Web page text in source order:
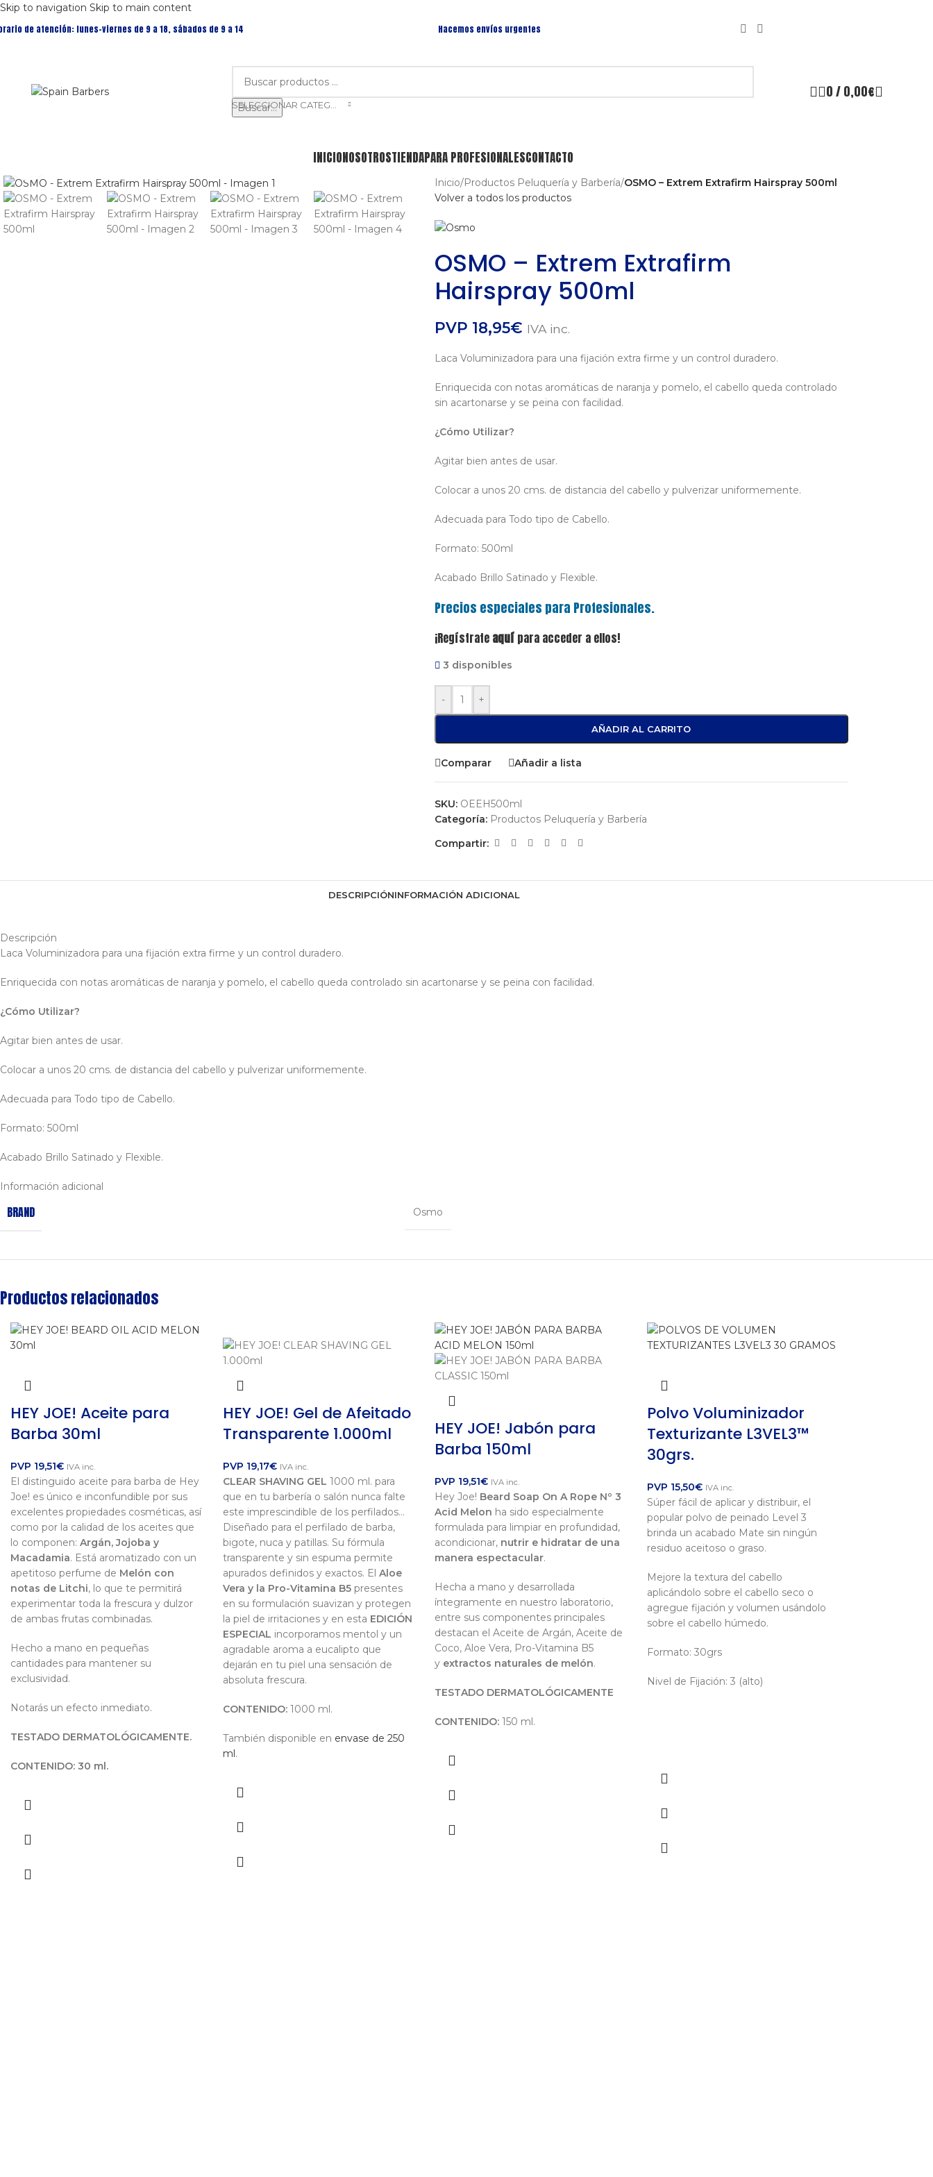
Skip to navigation Skip to main content
de atención: lunes-viernes de 9 a 18, sábados de 9 a 14
Hacemos envíos urgentes
Buscar...
0/ 0,00€
INICIONOSOTROSTIENDAPARA PROFESIONALESCONTACTO
Inicio/Productos Peluquería y Barbería/OSMO – Extrem Extrafirm Hairspray 500ml
Volver a todos los productos
OSMO – Extrem Extrafirm
Hairspray 500ml
PVP 18,95€ IVA inc.
Laca Voluminizadora para una fijación extra firme y un control duradero.
Enriquecida con notas aromáticas de naranja y pomelo, el cabello queda controlado
sin acartonarse y se peina con facilidad.
¿Cómo Utilizar?
Agitar bien antes de usar.
Colocar a unos 20 cms. de distancia del cabello y pulverizar uniformemente.
Adecuada para Todo tipo de Cabello.
Formato: 500ml
Acabado Brillo Satinado y Flexible.
Precios especiales para Profesionales.
¡Regístrate aquípara acceder a ellos!
3 disponibles
- +
AÑADIR AL CARRITO
Comparar Añadir a lista
SKU: OEEH500ml
Categoría: Productos Peluquería y Barbería
Compartir:
DESCRIPCIÓNINFORMACIÓN ADICIONAL
Descripción
Laca Voluminizadora para una fijación extra firme y un control duradero.
Enriquecida con notas aromáticas de naranja y pomelo, el cabello queda controlado sin acartonarse y se peina con facilidad.
¿Cómo Utilizar?
Agitar bien antes de usar.
Colocar a unos 20 cms. de distancia del cabello y pulverizar uniformemente.
Adecuada para Todo tipo de Cabello.
Formato: 500ml
Acabado Brillo Satinado y Flexible.
Información adicional
BRAND Osmo
Productos relacionados
HEY JOE! Aceite para
Barba 30ml
PVP 19,51€ IVA inc.
El distinguido aceite para barba de Hey
Joe! es único e inconfundible por sus
excelentes propiedades cosméticas, así
como por la calidad de los aceites que
lo componen: Argán, Jojoba y
Macadamia. Está aromatizado con un
apetitoso perfume de Melón con
notas de Litchi, lo que te permitirá
experimentar toda la frescura y dulzor
de ambas frutas combinadas.
Hecho a mano en pequeñas
cantidades para mantener su
exclusividad.
Notarás un efecto inmediato.
TESTADO DERMATOLÓGICAMENTE.
CONTENIDO: 30 ml.
HEY JOE! Gel de Afeitado
Transparente 1.000ml
PVP 19,17€ IVA inc.
CLEAR SHAVING GEL 1000 ml. para
que en tu barbería o salón nunca falte
este imprescindible de los perfilados…
Diseñado para el perfilado de barba,
bigote, nuca y patillas. Su fórmula
transparente y sin espuma permite
apurados definidos y exactos. El Aloe
Vera y la Pro-Vitamina B5presentes
en su formulación suavizan y protegen
la piel de irritaciones y en esta EDICIÓN
ESPECIAL incorporamos mentol y un
agradable aroma a eucalipto que
dejarán en tu piel una sensación de
absoluta frescura.
CONTENIDO:1000 ml.
También disponible en envase de 250
ml .
HEY JOE! Jabón para
Barba 150ml
PVP 19,51€ IVA inc.
Hey Joe! Beard Soap On A Rope Nº 3
Acid Melon ha sido especialmente
formulada para limpiar en profundidad,
acondicionar, nutrir e hidratar de una
manera espectacular.
Hecha a mano y desarrollada
íntegramente en nuestro laboratorio,
entre sus componentes principales
destacan el Aceite de Argán, Aceite de
Coco, Aloe Vera, Pro-Vitamina B5
y extractos naturales de melón.
TESTADO DERMATOLÓGICAMENTE
CONTENIDO: 150 ml.
Polvo Voluminizador
Texturizante L3VEL3™
30grs.
PVP 15,50€ IVA inc.
Súper fácil de aplicar y distribuir, el
popular polvo de peinado Level 3
brinda un acabado Mate sin ningún
residuo aceitoso o graso.
Mejore la textura del cabello
aplicándolo sobre el cabello seco o
agregue fijación y volumen usándolo
sobre el cabello húmedo.
Formato: 30grs
Nivel de Fijación: 3 (alto)